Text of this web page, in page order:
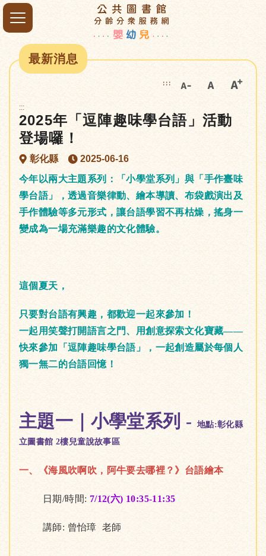
最新消息
:::
:::
2025年「逗陣趣味學台語」活動
登場囉！
彰化縣
2025-06-16
今年以兩大主題系列：「小學堂系列」與「手作臺味
學台語」，透過音樂律動、繪本導讀、布袋戲演出及
手作體驗等多元形式，讓台語學習不再枯燥，搖身一
變成為一場充滿樂趣的文化體驗。
這個夏天，
只要對台語有興趣，都歡迎一起來參加！
一起用笑聲打開語言之門、用創意探索文化寶藏——
快來參加「逗陣趣味學台語」，一起創造屬於每個人
獨一無二的台語回憶！
主題一｜小學堂系列 -
地點:彰化縣
立圖書館 2樓兒童說故事區
一、《海風吹啊吹，阿牛要去哪裡？》台語繪本
日期/時間:7/12(六) 10:35-11:35
講師: 曾怡璋 老師